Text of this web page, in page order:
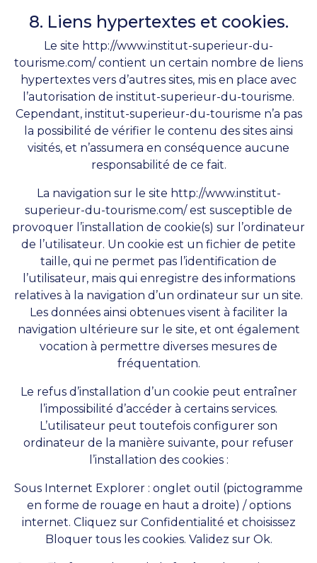
8. Liens hypertextes et cookies.
Le site http://www.institut-superieur-du-
tourisme.com/contient un certain nombre de liens
hypertextes vers d’autres sites, mis en place avec
l’autorisation de institut-superieur-du-tourisme.
Cependant, institut-superieur-du-tourisme n’a pas
la possibilité de vérifier le contenu des sites ainsi
visités, et n’assumera en conséquence aucune
responsabilité de ce fait.
La navigation sur le site http://www.institut-
superieur-du-tourisme.com/est susceptible de
provoquer l’installation de cookie(s) sur l’ordinateur
de l’utilisateur. Un cookie est un fichier de petite
taille, qui ne permet pas l’identification de
l’utilisateur, mais qui enregistre des informations
relatives à la navigation d’un ordinateur sur un site.
Les données ainsi obtenues visent à faciliter la
navigation ultérieure sur le site, et ont également
vocation à permettre diverses mesures de
fréquentation.
Le refus d’installation d’un cookie peut entraîner
l’impossibilité d’accéder à certains services.
L’utilisateur peut toutefois configurer son
ordinateur de la manière suivante, pour refuser
l’installation des cookies :
Sous Internet Explorer : onglet outil (pictogramme
en forme de rouage en haut a droite) / options
internet. Cliquez sur Confidentialité et choisissez
Bloquer tous les cookies. Validez sur Ok.